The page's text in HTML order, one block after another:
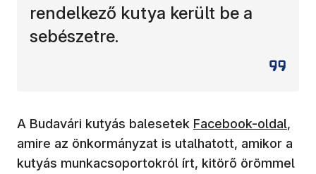
rendelkező kutya került be a
sebészetre.
A Budavári kutyás balesetek (új ablakban nyílik
Facebook-oldal,
amire az önkormányzat is utalhatott, amikor a
kutyás munkacsoportokról írt, kitörő örömmel